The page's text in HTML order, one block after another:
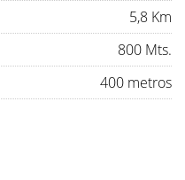
5,8 Km
800 Mts.
400 metros